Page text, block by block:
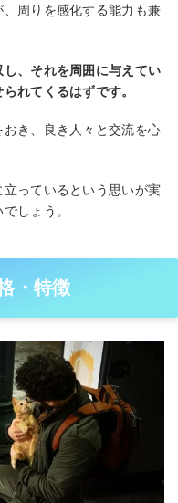
周りを感化する能力も兼
、それを周囲に与えてい
れてくるはずです。
き、良き人々と交流を心
っているという思いが実
しょう。
・特徴